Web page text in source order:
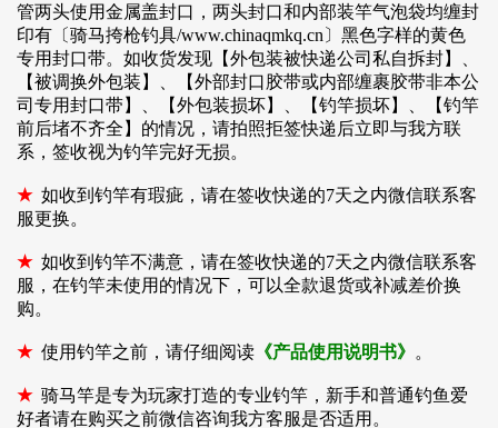
管两头使用金属盖封口，两头封口和内部装竿气泡袋均缠封
印有〔骑马挎枪钓具/www.chinaqmkq.cn〕黑色字样的黄色
专用封口带。如收货发现【外包装被快递公司私自拆封】、
【被调换外包装】、【外部封口胶带或内部缠裹胶带非本公
司专用封口带】、【外包装损坏】、【钓竿损坏】、【钓竿
前后堵不齐全】的情况，请拍照拒签快递后立即与我方联
系，签收视为钓竿完好无损。
★如收到钓竿有瑕疵，请在签收快递的7天之内微信联系客
服更换。
★如收到钓竿不满意，请在签收快递的7天之内微信联系客
服，在钓竿未使用的情况下，可以全款退货或补减差价换
购。
★使用钓竿之前，请仔细阅读 《产品使用说明书》 。
★骑马竿是专为玩家打造的专业钓竿，新手和普通钓鱼爱
好者请在购买之前微信咨询我方客服是否适用。